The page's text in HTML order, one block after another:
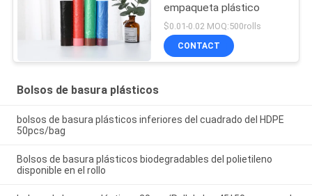
empaqueta plástico
$0.01-0.02 MOQ:500rolls
CONTACT
Bolsos de basura plásticos
bolsos de basura plásticos inferiores del cuadrado del HDPE
50pcs/bag
Bolsos de basura plásticos biodegradables del polietileno
disponible en el rollo